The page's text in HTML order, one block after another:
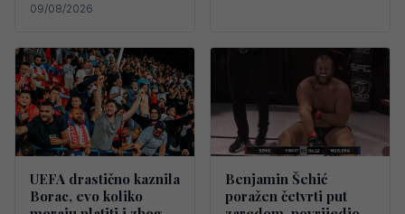
09/08/2026
UEFA drastično kaznila
Borac, evo koliko
Benjamin Šehić
poražen četvrti put